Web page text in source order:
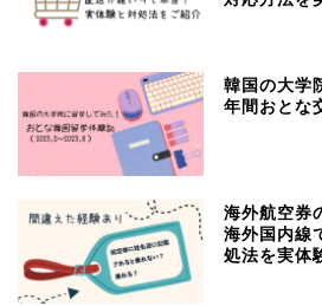
韓国の大学
年間おとな
海外航空券
海外国内線
処法を実体